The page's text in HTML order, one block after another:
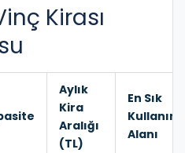
Kirası
Aylık
Kira
Aralığı
(TL)
En Sık
Kullanım
Alanı